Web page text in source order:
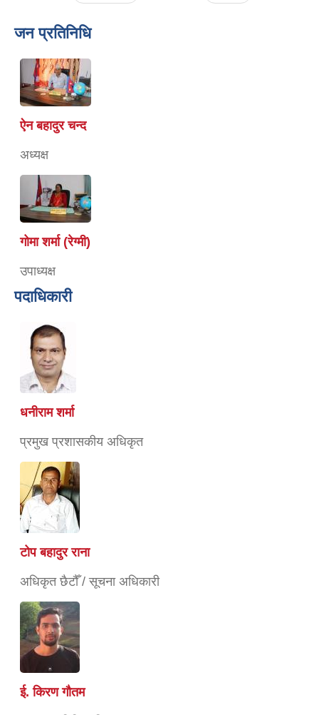
जन प्रतिनिधि
ऐन बहादुर चन्द
अध्यक्ष
गोमा शर्मा (रेग्मी)
उपाध्यक्ष
पदाधिकारी
धनीराम शर्मा
प्रमुख प्रशासकीय अधिकृत
टोप बहादुर राना
अधिकृत छैटौँ / सूचना अधिकारी
ई. किरण गौतम